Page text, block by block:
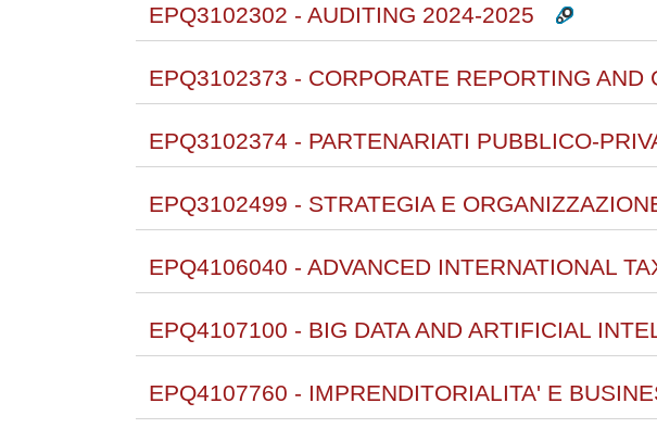
EPQ3102302 - AUDITING 2024-2025
EPQ3102373 - CORPORATE REPORTING
EPQ3102374 - PARTENARIATI PUBBLICO-
EPQ3102499 - STRATEGIA E
EPQ4106040 - ADVANCED INTERNATIONAL
EPQ4107100 - BIG DATA AND ARTIFICIAL
EPQ4107760 - IMPRENDITORIALITA' E